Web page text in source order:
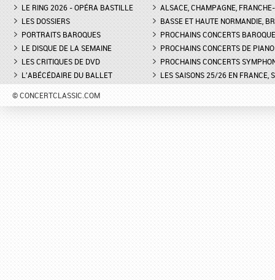
DON GIOVANNI À L'OPÉRA DE
MONTPELLIER - EXTRAIT DE
"TREMA, TREMA, O SCELLERATO!"
FESTIVAL CHOPIN À
INTERVIEW DE CLAIRE-
GUAY
LE RING 2026 - OPÉRA BASTILLE
LES DOSSIERS
PORTRAITS BAROQUES
LE DISQUE DE LA SEMAINE
LES CRITIQUES DE DVD
L'ABÉCÉDAIRE DU BALLET
ALSACE, CHAMPAGNE,
BASSE ET HAUTE NORMANDIE,
PROCHAINS CONCERTS
PROCHAINS CONCERTS DE PIANO
PROCHAINS CONCERTS
LES SAISONS 25/26 EN FRANCE,
© CONCERTCLASSIC.COM